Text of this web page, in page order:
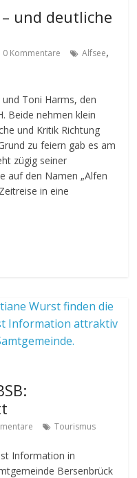
und deutliche
0 Kommentare Alfsee,
Toni Harms, den
Beide nehmen klein
und Kritik Richtung
zu feiern gab es am
zügig seiner
auf den Namen „Alfen
in eine
Tourismus
Information in
Bersenbrück